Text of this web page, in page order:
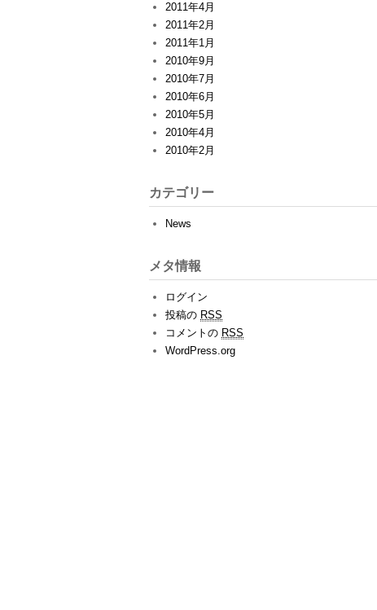
2011年4月
2011年2月
2011年1月
2010年9月
2010年7月
2010年6月
2010年5月
2010年4月
2010年2月
カテゴリー
News
メタ情報
ログイン
投稿の RSS
コメントの RSS
WordPress.org